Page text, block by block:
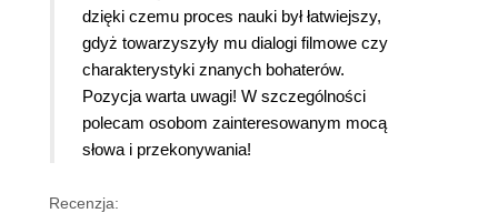
dzięki czemu proces nauki był łatwiejszy,
gdyż towarzyszyły mu dialogi filmowe czy
charakterystyki znanych bohaterów.
Pozycja warta uwagi! W szczególności
polecam osobom zainteresowanym mocą
słowa i przekonywania!
Recenzja: